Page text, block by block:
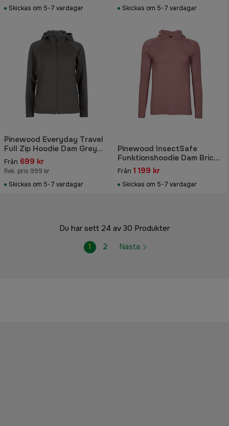
Skickas om 5-7 vardagar
Skickas om 5-7 vardagar
Pinewood Everyday Travel
Full Zip Hoodie Dam Grey
Melange
Från 699 kr
Rek. pris 999 kr
Skickas om 5-7 vardagar
Pinewood InsectSafe
Funktionshoodie Dam Brick
Pink
Från 1 199 kr
Skickas om 5-7 vardagar
Du har sett 24 av 30 Produkter
1
2 Nästa